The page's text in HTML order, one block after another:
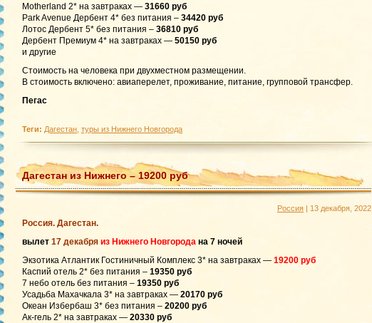
Motherland 2* на завтраках — 31660 руб
Park Avenue Дербент 4* без питания – 34420 руб
Лотос Дербент 5* без питания – 36810 руб
Дербент Премиум 4* на завтраках — 50150 руб
и другие
Стоимость на человека при двухместном размещении.
В стоимость включено: авиаперелет, проживание, питание, групповой трансфер.
Пегас
Теги: Дагестан туры из Нижнего Новгорода
Дагестан из Нижнего – 19200 руб
Россия | 13 декабря, 2022
Россия. Дагестан.
вылет 17 декабря из Нижнего Новгорода на 7 ночей
Экзотика Атлантик Гостиничный Комплекс 3* на завтраках — 19200 руб
Каспий отель 2* без питания – 19350 руб
7 небо отель без питания – 19350 руб
Усадьба Махачкала 3* на завтраках — 20170 руб
Океан Избербаш 3* без питания – 20200 руб
Ак-гель 2* на завтраках — 20330 руб